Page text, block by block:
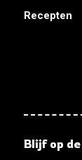
Recepten
Blijf op